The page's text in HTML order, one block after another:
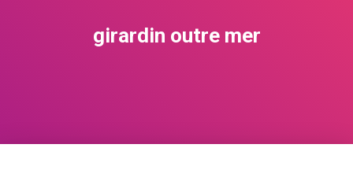
girardin outre mer